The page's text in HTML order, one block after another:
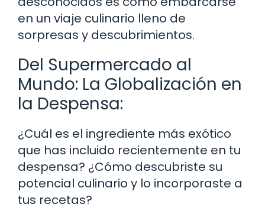
en un viaje culinario lleno de
sorpresas y descubrimientos.
Del Supermercado al
Mundo: La Globalización en
la Despensa:
¿Cuál es el ingrediente más exótico
que has incluido recientemente en tu
despensa? ¿Cómo descubriste su
potencial culinario y lo incorporaste a
tus recetas?